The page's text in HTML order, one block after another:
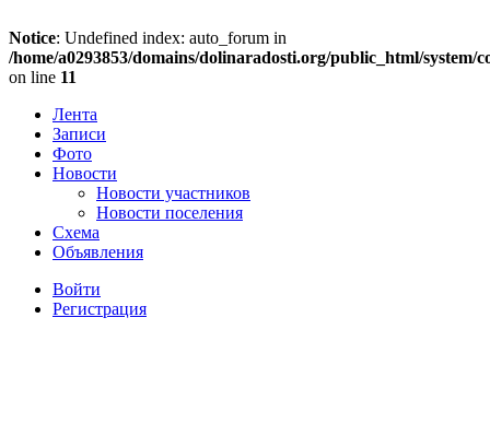
Notice: Undefined index: auto_forum in
/home/a0293853/domains/dolinaradosti.org/public_html/
on line 11
Лента
Записи
Фото
Новости
Новости участников
Новости поселения
Схема
Объявления
Войти
Регистрация